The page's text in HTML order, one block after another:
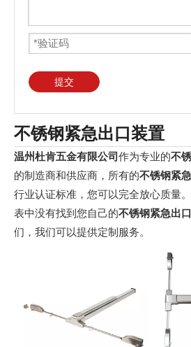
提交
不锈钢紧急出口装置
温州杜肯五金有限公司作为专业的不
的制造商和供应商，所有的不锈钢紧
行业认证标准，您可以完全放心质量
表中没有找到您自己的不锈钢紧急出
们，我们可以提供定制服务。